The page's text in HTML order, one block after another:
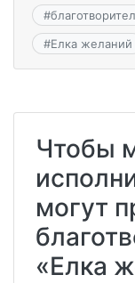
#
#Елка желаний
Чтобы
могут
«Елка